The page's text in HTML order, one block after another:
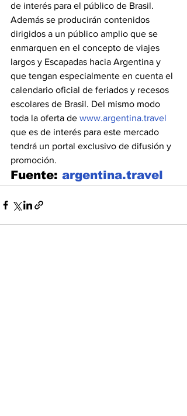
de interés para el público de Brasil.
Además se producirán contenidos
dirigidos a un público amplio que se
enmarquen en el concepto de viajes
largos y Escapadas hacia Argentina y
que tengan especialmente en cuenta el
calendario oficial de feriados y recesos
escolares de Brasil. Del mismo modo
toda la oferta de www.argentina.travel
que es de interés para este mercado
tendrá un portal exclusivo de difusión y
promoción.
Fuente: argentina.travel